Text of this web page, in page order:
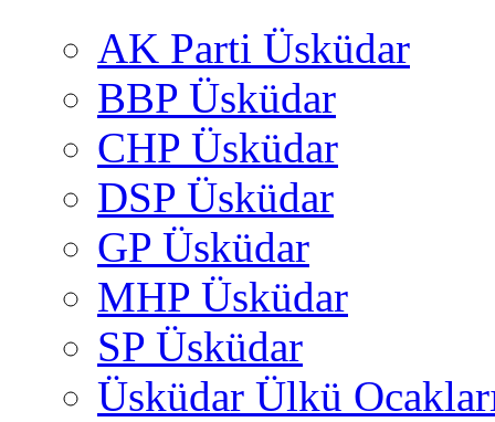
AK Parti Üsküdar
BBP Üsküdar
CHP Üsküdar
DSP Üsküdar
GP Üsküdar
MHP Üsküdar
SP Üsküdar
Üsküdar Ülkü